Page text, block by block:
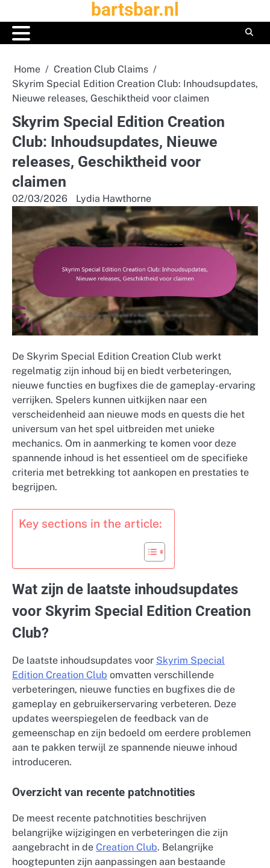
to
content
bartsbar.nl
Home
Creation Club Claims
Skyrim Special Edition Creation Club: Inhoudsupdates,
Nieuwe releases, Geschiktheid voor claimen
Skyrim Special Edition Creation
Club: Inhoudsupdates, Nieuwe
releases, Geschiktheid voor
claimen
02/03/2026 Lydia Hawthorne
De Skyrim Special Edition Creation Club werkt
regelmatig zijn inhoud bij en biedt verbeteringen,
nieuwe functies en bugfixes die de gameplay-ervaring
verrijken. Spelers kunnen uitkijken naar een
verscheidenheid aan nieuwe mods en quests die het
universum van het spel uitbreiden met unieke
mechanics. Om in aanmerking te komen voor deze
spannende inhoud is het essentieel om de specifieke
criteria met betrekking tot aankopen en prestaties te
begrijpen.
Key sections in the article:
Wat zijn de laatste inhoudsupdates
voor Skyrim Special Edition Creation
Club?
De laatste inhoudsupdates voor Skyrim Special
Edition Creation Club omvatten verschillende
verbeteringen, nieuwe functies en bugfixes die de
gameplay en gebruikerservaring verbeteren. Deze
updates weerspiegelen de feedback van de
gemeenschap en zijn bedoeld om eerdere problemen
aan te pakken terwijl ze spannende nieuwe inhoud
introduceren.
Overzicht van recente patchnotities
De meest recente patchnotities beschrijven
belangrijke wijzigingen en verbeteringen die zijn
aangebracht in de Creation Club. Belangrijke
hoogtepunten zijn aanpassingen aan bestaande